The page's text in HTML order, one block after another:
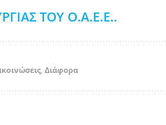
ΤΟΥ Ο.Α.Ε.Ε..
, Διάφορα